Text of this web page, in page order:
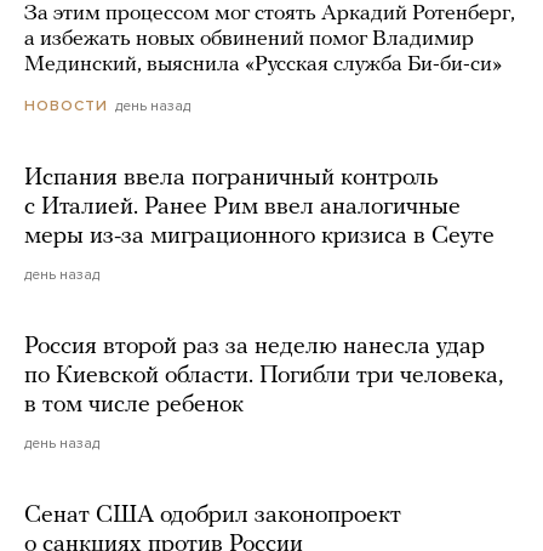
За этим процессом мог стоять Аркадий Ротенберг,
а избежать новых обвинений помог Владимир
Мединский, выяснила «Русская служба Би-би-си»
НОВОСТИ день назад
Испания ввела пограничный контроль
с Италией. Ранее Рим ввел аналогичные
меры из-за миграционного кризиса в Сеуте
день назад
Россия второй раз за неделю нанесла удар
по Киевской области. Погибли три человека,
в том числе ребенок
день назад
Сенат США одобрил законопроект
о санкциях против России